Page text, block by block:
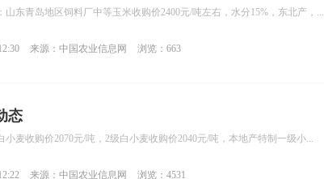
东青岛地区饲料厂中等玉米收购价2400元/吨左右，水分15%，东北产，...
来源：中国农业信息网 浏览：663
态
麦收购价2070元/吨，2级白小麦收购价2040元/吨，本地产特制一级小...
来源：中国农业信息网 浏览：4531